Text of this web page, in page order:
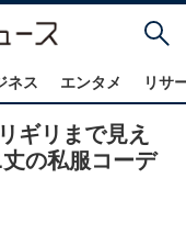
ネス エンタメ リサ
ギリまで見え
の私服コーデ